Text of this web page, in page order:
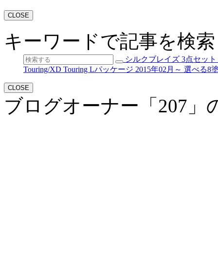
CLOSE
キーワードで記事を検索
シルクブレイズ 3点セッ
Touring/XD Touring Lパッケージ 2015年02月～ 選べる8
CLOSE
ブログオーナー「207」